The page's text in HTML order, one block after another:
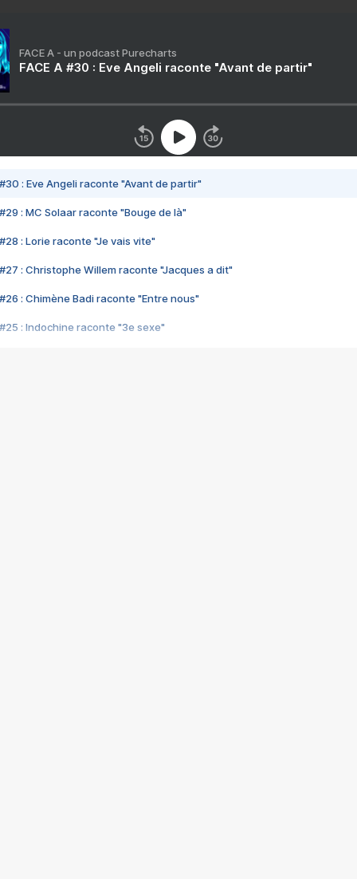
FACE A - un podcast Purecharts
FACE A #30 : Eve Angeli raconte "Avant de partir"
#30 : Eve Angeli raconte "Avant de partir"
#29 : MC Solaar raconte "Bouge de là"
#28 : Lorie raconte "Je vais vite"
#27 : Christophe Willem raconte "Jacques a dit"
#26 : Chimène Badi raconte "Entre nous"
#25 : Indochine raconte "3e sexe"